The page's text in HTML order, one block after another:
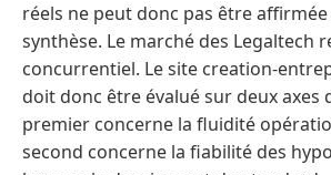
réels ne peut donc pas être
synthèse. Le marché des Legaltech
concurrentiel. Le site creation-
doit donc être évalué sur deux axes
premier concerne la fluidité
second concerne la fiabilité des